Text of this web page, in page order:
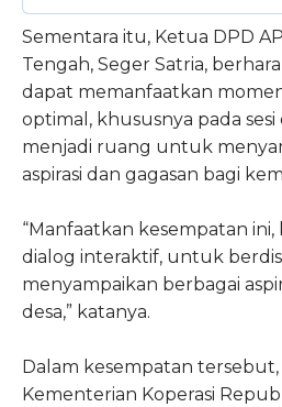
Sementara itu, Ketua DPD
Tengah, Seger Satria,
dapat memanfaatkan
optimal, khususnya pada
menjadi ruang untuk
aspirasi dan gagasan bagi
“Manfaatkan kesempatan ini,
dialog interaktif, untuk
menyampaikan berbagai
desa,” katanya.
Dalam kesempatan
Kementerian Koperasi